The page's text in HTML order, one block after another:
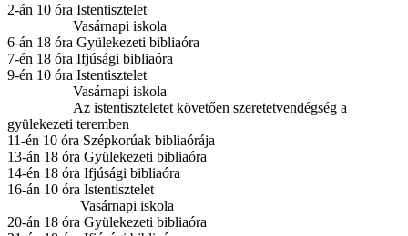
2-án 10 óra Istentisztelet
Vasárnapi iskola
6-án 18 óra Gyülekezeti bibliaóra
7-én 18 óra Ifjúsági bibliaóra
9-én 10 óra Istentisztelet
Vasárnapi iskola
Az istentiszteletet követően szeretetvendégség a
gyülekezeti teremben
11-én 10 óra Szépkorúak bibliaórája
13-án 18 óra Gyülekezeti bibliaóra
14-én 18 óra Ifjúsági bibliaóra
16-án 10 óra Istentisztelet
Vasárnapi iskola
20-án 18 óra Gyülekezeti bibliaóra